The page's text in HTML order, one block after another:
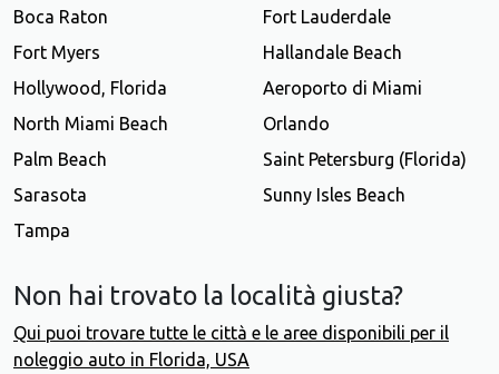
Boca Raton
Fort Lauderdale
Fort Myers
Hallandale Beach
Hollywood, Florida
Aeroporto di Miami
North Miami Beach
Orlando
Palm Beach
Saint Petersburg (Florida)
Sarasota
Sunny Isles Beach
Tampa
Non hai trovato la località giusta?
Qui puoi trovare tutte le città e le aree disponibili per il
noleggio auto in Florida, USA